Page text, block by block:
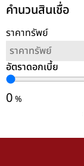
คำนวนสินเชื่อ
ราคาทรัพย์
อัตราดอกเบี้ย
0%